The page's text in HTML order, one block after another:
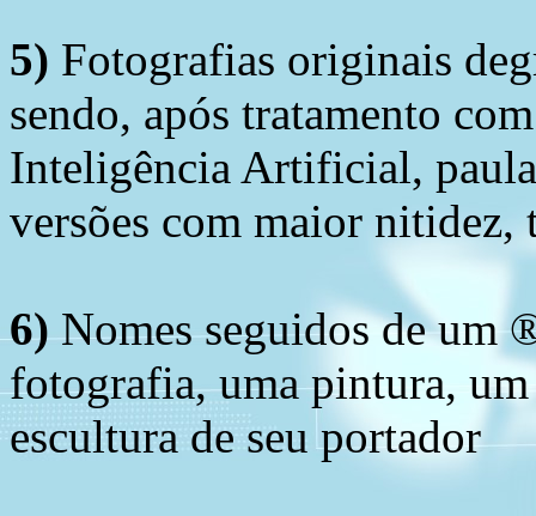
5) Fotografias originais
sendo, após tratamento
Inteligência Artificial,
versões com maior nitidez,
6)Nomes seguidos de um
fotografia, uma pintura,
escultura de seu portador